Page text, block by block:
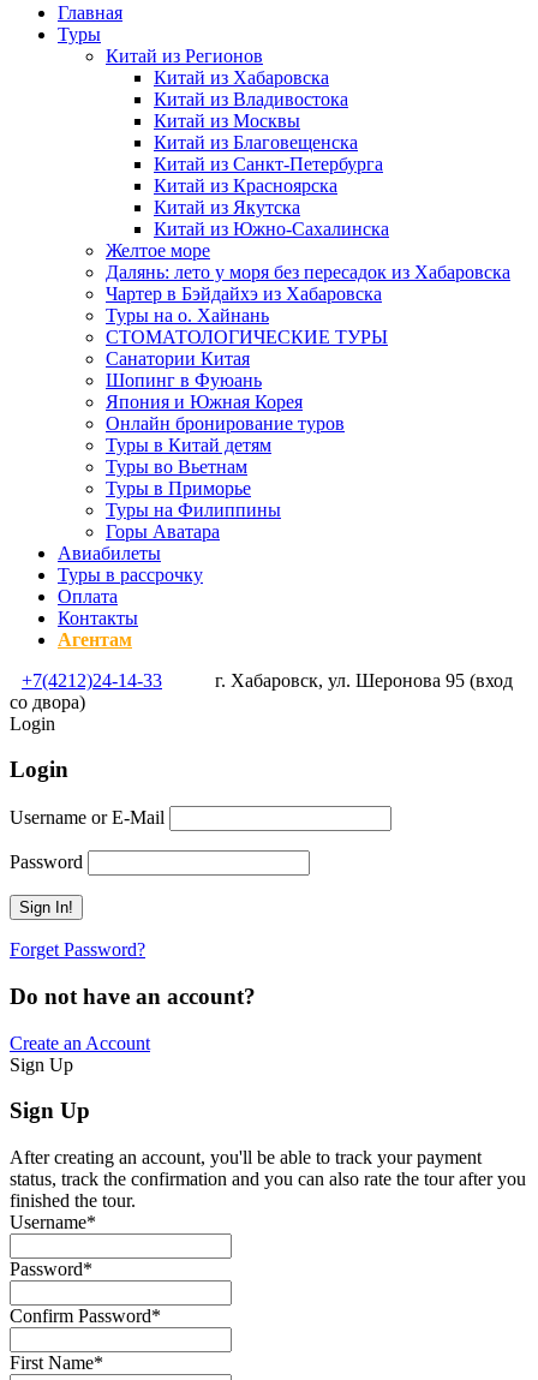
Главная
Туры
Китай из Регионов
Китай из Хабаровска
Китай из Владивостока
Китай из Москвы
Китай из Благовещенска
Китай из Санкт-Петербурга
Китай из Красноярска
Китай из Якутска
Китай из Южно-Сахалинска
Желтое море
Далянь: лето у моря без пересадок из Хабаровска
Чартер в Бэйдайхэ из Хабаровска
Туры на о. Хайнань
СТОМАТОЛОГИЧЕСКИЕ ТУРЫ
Санатории Китая
Шопинг в Фуюань
Япония и Южная Корея
Онлайн бронирование туров
Туры в Китай детям
Туры во Вьетнам
Туры в Приморье
Туры на Филиппины
Горы Аватара
Авиабилеты
Туры в рассрочку
Оплата
Контакты
Агентам
+7(4212)24-14-33
г. Хабаровск, ул. Шеронова 95 (вход
со двора)
Login
Login
Username or E-Mail
Password
Forget Password?
Do not have an account?
Create an Account
Sign Up
Sign Up
After creating an account, you'll be able to track your payment
status, track the confirmation and you can also rate the tour after you
finished the tour.
Username*
Password*
Confirm Password*
First Name*